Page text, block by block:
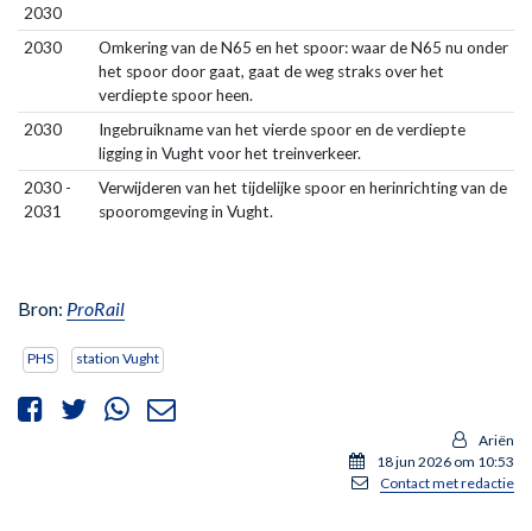
2030
2030
Omkering van de N65 en het spoor: waar de N65 nu onder
het spoor door gaat, gaat de weg straks over het
verdiepte spoor heen.
2030
Ingebruikname van het vierde spoor en de verdiepte
ligging in Vught voor het treinverkeer.
2030 -
2031
Verwijderen van het tijdelijke spoor en herinrichting van de
spooromgeving in Vught.
Bron: ProRail
PHS station Vught
Ariën
18 jun 2026 om 10:53
Contact met redactie